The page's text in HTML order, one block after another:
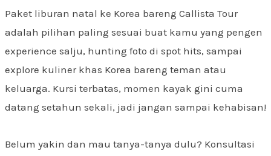
Paket liburan natal ke Korea bareng Callista Tour
adalah pilihan paling sesuai buat kamu yang pengen
experience salju, hunting foto di spot hits, sampai
explore kuliner khas Korea bareng teman atau
keluarga. Kursi terbatas, momen kayak gini cuma
datang setahun sekali, jadi jangan sampai kehabisan!
Belum yakin dan mau tanya-tanya dulu? Konsultasi